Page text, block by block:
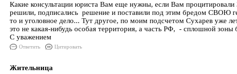
Какие консультации юриста Вам еще нужны, если Вам
решили, подписались решение и поставили под этим бредом СВОЮ
то и уголовное дело... Тут другое, по моим подсчетом Сухарев уже
это не какая-нибудь особая территория, а часть РФ, - сплошной зоны
С уважением
Ответить Цитировать
Жительница